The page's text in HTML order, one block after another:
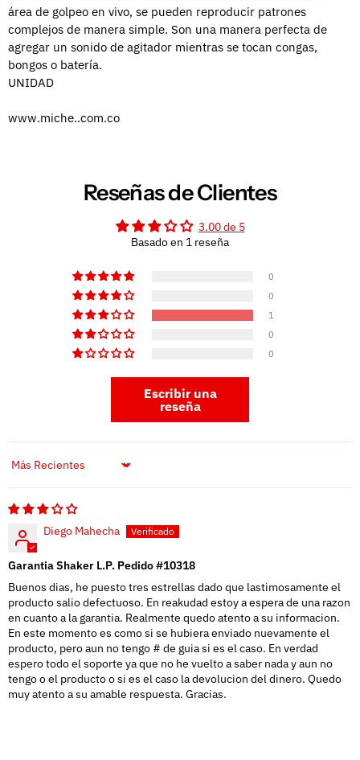
área de golpeo en vivo, se pueden reproducir patrones
complejos de manera simple. Son una manera perfecta de
agregar un sonido de agitador mientras se tocan congas,
bongos o batería.
UNIDAD
www.miche..com.co
Reseñas de Clientes
3.00 de 5
Basado en 1 reseña
0
0
1
0
0
Escribir una
reseña
Sort by
Diego Mahecha
Garantia Shaker L.P. Pedido #10318
Buenos dias, he puesto tres estrellas dado que lastimosamente el
producto salio defectuoso. En reakudad estoy a espera de una razon
en cuanto a la garantia. Realmente quedo atento a su informacion.
En este momento es como si se hubiera enviado nuevamente el
producto, pero aun no tengo # de guia si es el caso. En verdad
espero todo el soporte ya que no he vuelto a saber nada y aun no
tengo o el producto o si es el caso la devolucion del dinero. Quedo
muy atento a su amable respuesta. Gracias.